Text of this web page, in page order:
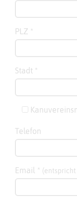
PLZ *
Stadt *
Telefon
Email *